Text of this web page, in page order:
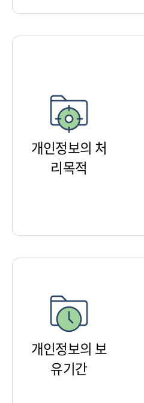
개인정보의 처
리목적
개인정보의 보
유기간